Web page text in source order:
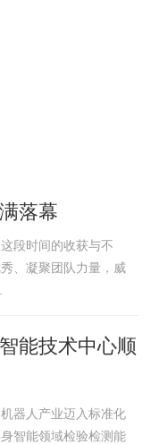
落幕
段时间的收获与不
、凝聚团队力量，威
能技术中心顺
器人产业迈入标准化
智能领域检验检测能